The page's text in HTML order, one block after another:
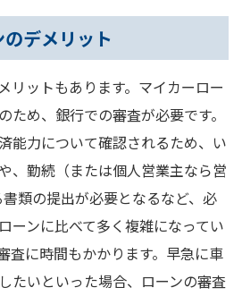
デメリット
リットもあります。マイカーロー
ため、銀行での審査が必要です。
能力について確認されるため、い
、勤続（または個人営業主なら営
類の提出が必要となるなど、必
ーンに比べて多く複雑になってい
査に時間もかかります。早急に車
たいといった場合、ローンの審査